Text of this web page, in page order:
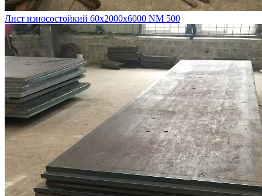
Лист износостойкий 60х2000х6000 NM 500